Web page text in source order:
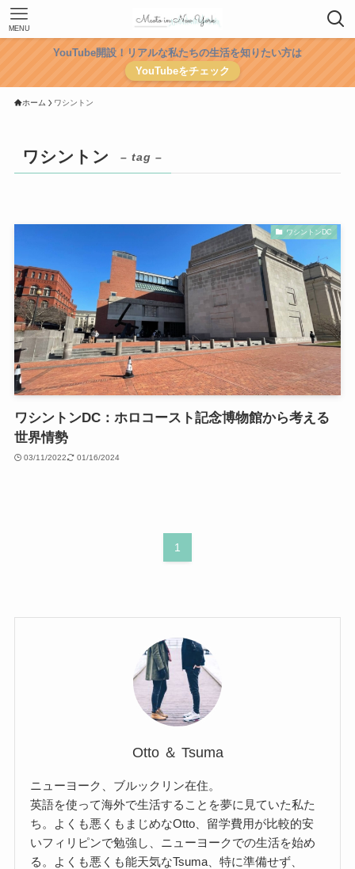
MENU
YouTube開設！リアルな私たちの生活を知りたい方は
YouTubeをチェック
ホーム ワシントン
ワシントン – tag –
ワシントンDC
ワシントンDC：ホロコースト記念博物館から考える
世界情勢
03/11/2022 01/16/2024
1
Otto ＆ Tsuma
ニューヨーク、ブルックリン在住。
英語を使って海外で生活することを夢に見ていた私た
ち。よくも悪くもまじめなOtto、留学費用が比較的安
いフィリピンで勉強し、ニューヨークでの生活を始め
る。よくも悪くも能天気なTsuma、特に準備せず、